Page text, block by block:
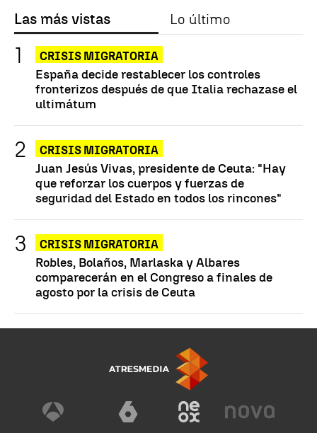
Las más vistas Lo último
CRISIS MIGRATORIA
España decide restablecer los controles
fronterizos después de que Italia rechazase el
ultimátum
CRISIS MIGRATORIA
Juan Jesús Vivas, presidente de Ceuta: "Hay
que reforzar los cuerpos y fuerzas de
seguridad del Estado en todos los rincones"
CRISIS MIGRATORIA
Robles, Bolaños, Marlaska y Albares
comparecerán en el Congreso a finales de
agosto por la crisis de Ceuta